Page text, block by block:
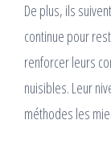
De plus, ils
continue pour
renforcer leurs
nuisibles. Leur
méthodes les